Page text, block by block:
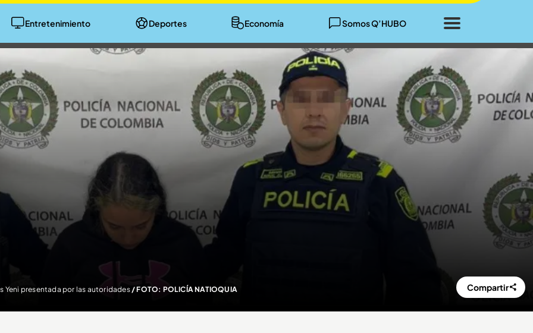
Entretenimiento Deportes Economía Somos Q’HUBO
Yeni presentada por las autoridades / FOTO: POLICÍA NATIOQUIA Compartir